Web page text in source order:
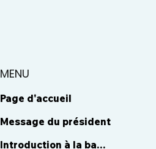
MENU
Page d'accueil
Message du président
Introduction à la base de données d'experts internationaux